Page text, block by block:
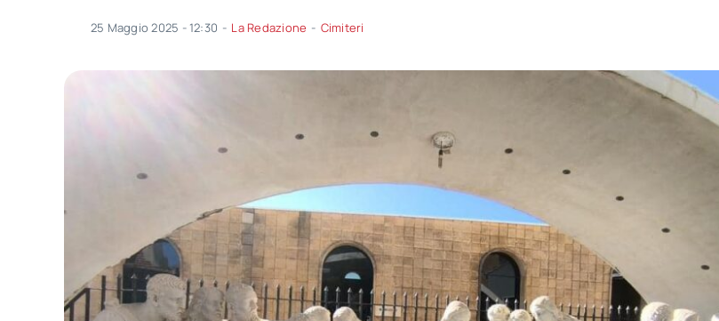
25 Maggio 2025 - 12:30 - La Redazione - Cimiteri